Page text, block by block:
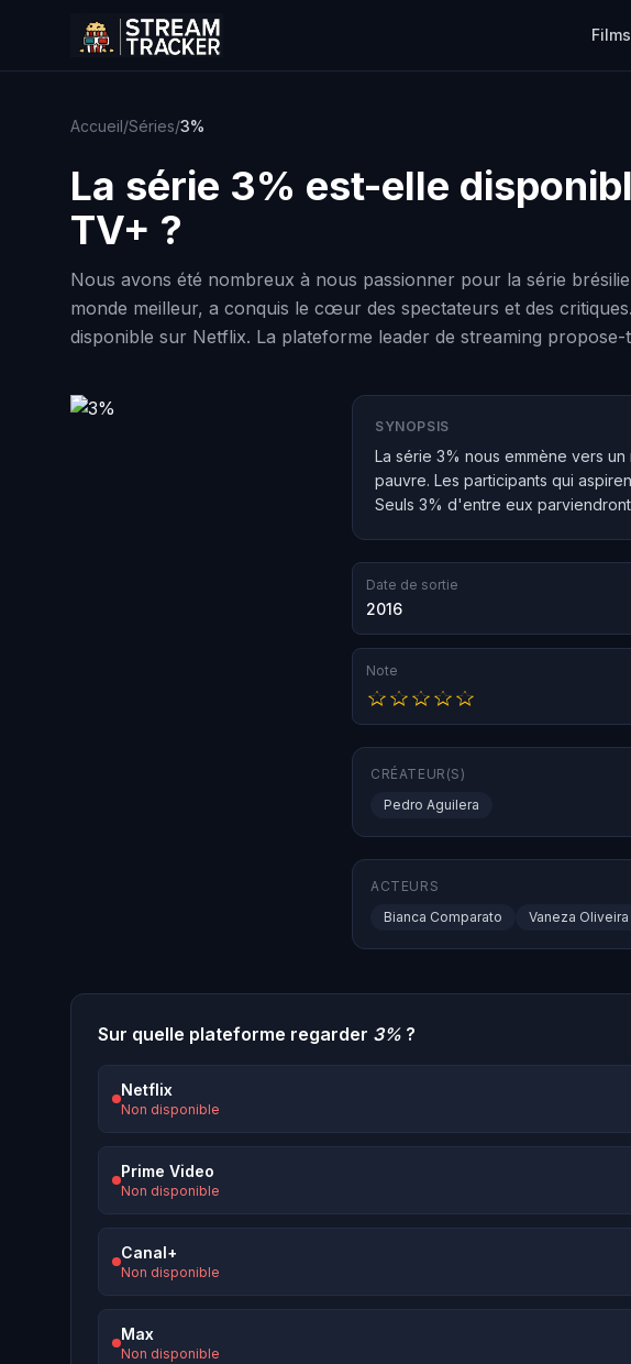
Films
Accueil/Séries/3%
La série 3% est-elle
TV+ ?
Nous avons été nombreux à nous passionner pour la série
monde meilleur, a conquis le cœur des spectateurs et des
disponible sur Netflix. La plateforme leader de streaming
SYNOPSIS
La série 3% nous emmène vers
pauvre. Les participants qui
Seuls 3% d'entre eux
Date de sortie
2016
Note
CRÉATEUR(S)
Pedro Aguilera
ACTEURS
Bianca Comparato
Vaneza Oliveira
Sur quelle plateforme regarder 3% ?
Netflix
Non disponible
Prime Video
Non disponible
Canal+
Non disponible
Max
Non disponible